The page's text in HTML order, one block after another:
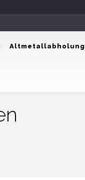
Altmetallabholung